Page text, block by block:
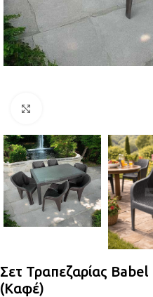
Σετ Τραπεζαρίας
(Καφέ)